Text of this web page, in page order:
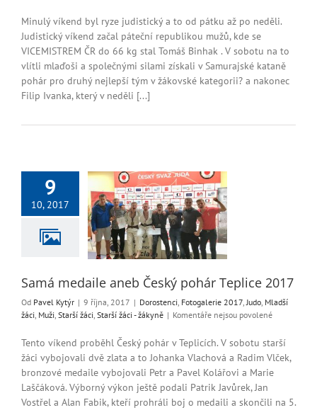
s
názvem
Tomáš
Binhak
VICEMISTR
ČR!
Minulý víkend byl ryze judistický a to od pátku až po neděli.
Judistický víkend začal páteční republikou mužů, kde se
VICEMISTREM ČR do 66 kg stal Tomáš Binhak . V sobotu na to
vlítli mlaďoši a společnými silami získali v Samurajské kataně
pohár pro druhý nejlepší tým v žákovské kategorii? a nakonec
Filip Ivanka, který v neděli [...]
9
10, 2017
aneb Český
Teplice 2017
Fotogalerie 2017
Muži Starší
Samá medaile aneb Český pohár Teplice 2017
Od Pavel Kytýr | 9 října, 2017 | Dorostenci, Fotogalerie 2017,Judo, Mladší
žáci, Muži, Starší žáci, Starší žáci - žákyně | Komentáře nejsou povolenéu
s
názvem
Samá
medaile
Český
Tento víkend proběhl Český pohár v Teplicích. V sobotu starší
žáci vybojovali dvě zlata a to Johanka Vlachová a Radim Vlček,
bronzové medaile vybojovali Petr a Pavel Kolářovi a Marie
Laščáková. Výborný výkon ještě podali Patrik Javůrek, Jan
Vostřel a Alan Fabik, kteří prohráli boj o medaili a skončili na 5.